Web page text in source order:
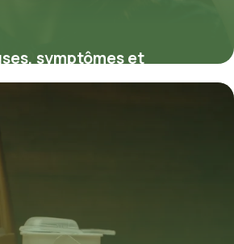
symptômes et
pour soulager